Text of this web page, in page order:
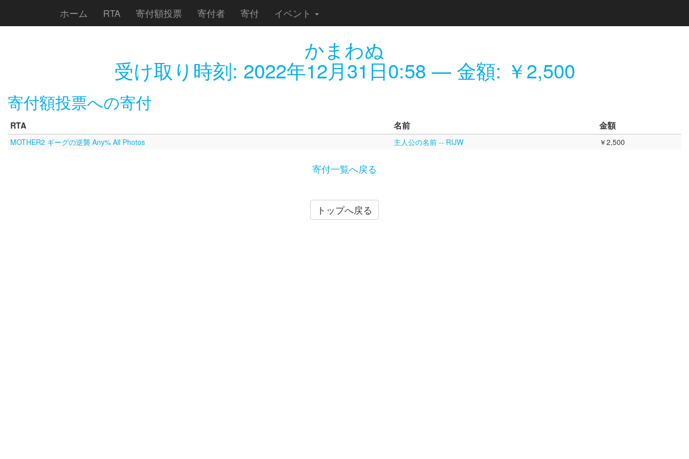
ホーム RTA 寄付額投票 寄付者 寄付 イベント
かまわぬ
受け取り時刻: 2022年12月31日0:58 — 金額: ￥2,500
寄付額投票への寄付
RTA 名前 金額
MOTHER2 ギーグの逆襲 Any% All Photos 主人公の名前 -- RIJW ￥2,500
寄付一覧へ戻る
トップへ戻る